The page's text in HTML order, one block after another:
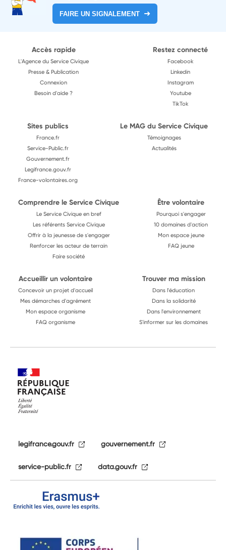
FAIRE UN SIGNALEMENT
Accès rapide
L'Agence du Service Civique
Presse & Publication
Connexion
Besoin d'aide ?
Restez connecté
Facebook
Linkedin
Instagram
Youtube
TikTok
Sites publics
France.fr
Service-Public.fr
Gouvernement.fr
Legifrance.gouv.fr
France-volontaires.org
Le MAG du Service Civique
Témoignages
Actualités
Comprendre le Service Civique
Le Service Civique en bref
Les référents Service Civique
Offrir à la jeunesse de s'engager
Renforcer les acteur de terrain
Faire société
Être volontaire
Pourquoi s'engager
10 domaines d'action
Mon espace jeune
FAQ jeune
Accueillir un volontaire
Concevoir un projet d'accueil
Mes démarches d'agrément
Mon espace organisme
FAQ organisme
Trouver ma mission
Dans l'éducation
Dans la solidarité
Dans l'environnement
S'informer sur les domaines
legifrance.gouv.fr gouvernement.fr
service-public.fr data.gouv.fr